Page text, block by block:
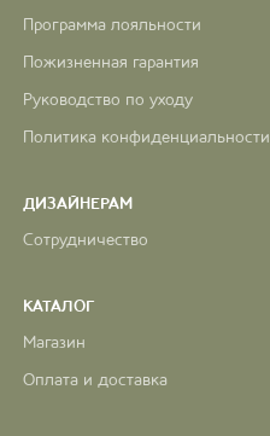
Программа лояльности
Пожизненная гарантия
Руководство по уходу
Политика конфиденциальности
ДИЗАЙНЕРАМ
Сотрудничество
КАТАЛОГ
Магазин
Оплата и доставка